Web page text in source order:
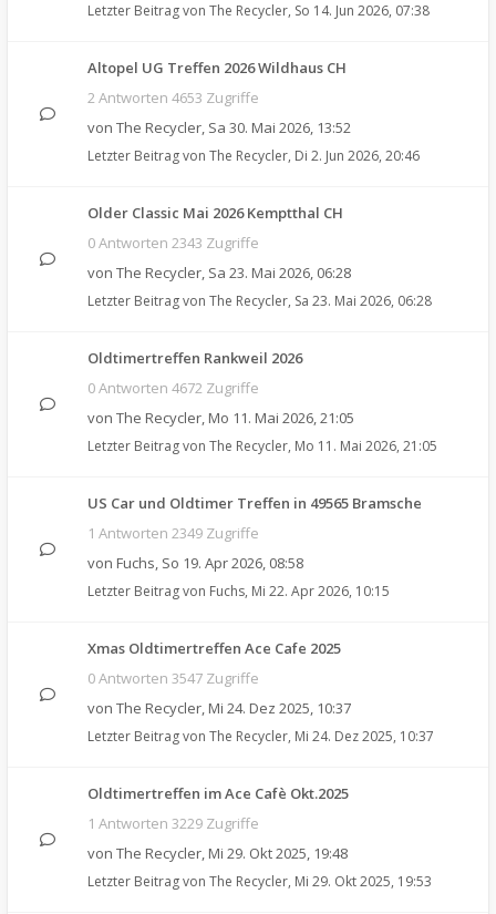
Letzter Beitrag von The Recycler, So 14. Jun 2026, 07:38
Altopel UG Treffen 2026 Wildhaus CH
2 Antworten 4653 Zugriffe
von The Recycler, Sa 30. Mai 2026, 13:52
Letzter Beitrag von The Recycler, Di 2. Jun 2026, 20:46
Older Classic Mai 2026 Kemptthal CH
0 Antworten 2343 Zugriffe
von The Recycler, Sa 23. Mai 2026, 06:28
Letzter Beitrag von The Recycler, Sa 23. Mai 2026, 06:28
Oldtimertreffen Rankweil 2026
0 Antworten 4672 Zugriffe
von The Recycler, Mo 11. Mai 2026, 21:05
Letzter Beitrag von The Recycler, Mo 11. Mai 2026, 21:05
US Car und Oldtimer Treffen in 49565 Bramsche
1 Antworten 2349 Zugriffe
von Fuchs, So 19. Apr 2026, 08:58
Letzter Beitrag von Fuchs, Mi 22. Apr 2026, 10:15
Xmas Oldtimertreffen Ace Cafe 2025
0 Antworten 3547 Zugriffe
von The Recycler, Mi 24. Dez 2025, 10:37
Letzter Beitrag von The Recycler, Mi 24. Dez 2025, 10:37
Oldtimertreffen im Ace Cafè Okt.2025
1 Antworten 3229 Zugriffe
von The Recycler, Mi 29. Okt 2025, 19:48
Letzter Beitrag von The Recycler, Mi 29. Okt 2025, 19:53